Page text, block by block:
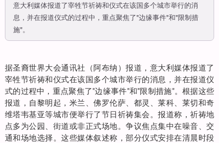
意大利媒体报道了宰牲节祈祷和仪式在该国多个城市举行的消
息，并在报道仪式的过程中，重点聚焦了"边缘事件"和"限制措
施"。
据圣裔世界大会通讯社（阿布纳）报道，意大利媒体报道了
宰牲节祈祷和仪式在该国多个城市举行的消息，并在报道仪
式的过程中，重点聚焦了"边缘事件"和"限制措施"。根据这些
报道，自黎明起，米兰、佛罗伦萨、都灵、莱科、莱切和奇
维塔韦基亚等城市便举行了节日祈祷集会。报道称，祈祷地
点多为公园、街道或非正式场地。争议焦点集中在噪音、交
通和场地选择。这些媒体叙述称，部分仪式安排在清晨时段